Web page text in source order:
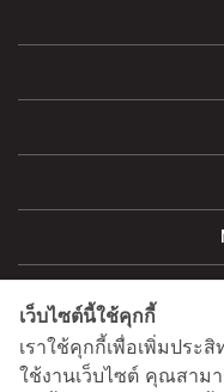
เว็บไซต์นี้ใช้คุกกี้
เราใช้คุกกี้เพื่อเพิ่มประ
ใช้งานเว็บไซต์ คุณสาม